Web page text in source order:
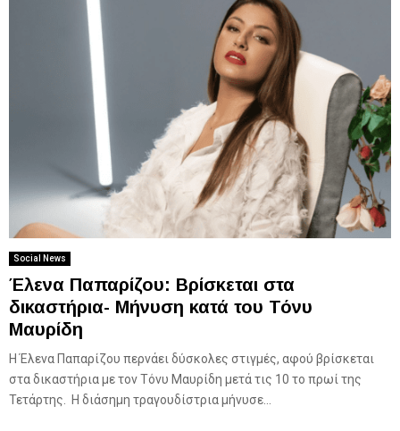
Social News
Έλενα Παπαρίζου: Βρίσκεται στα
δικαστήρια- Μήνυση κατά του Τόνυ
Μαυρίδη
Η Έλενα Παπαρίζου περνάει δύσκολες στιγμές, αφού βρίσκεται
στα δικαστήρια με τον Τόνυ Μαυρίδη μετά τις 10 το πρωί της
Τετάρτης. Η διάσημη τραγουδίστρια μήνυσε...